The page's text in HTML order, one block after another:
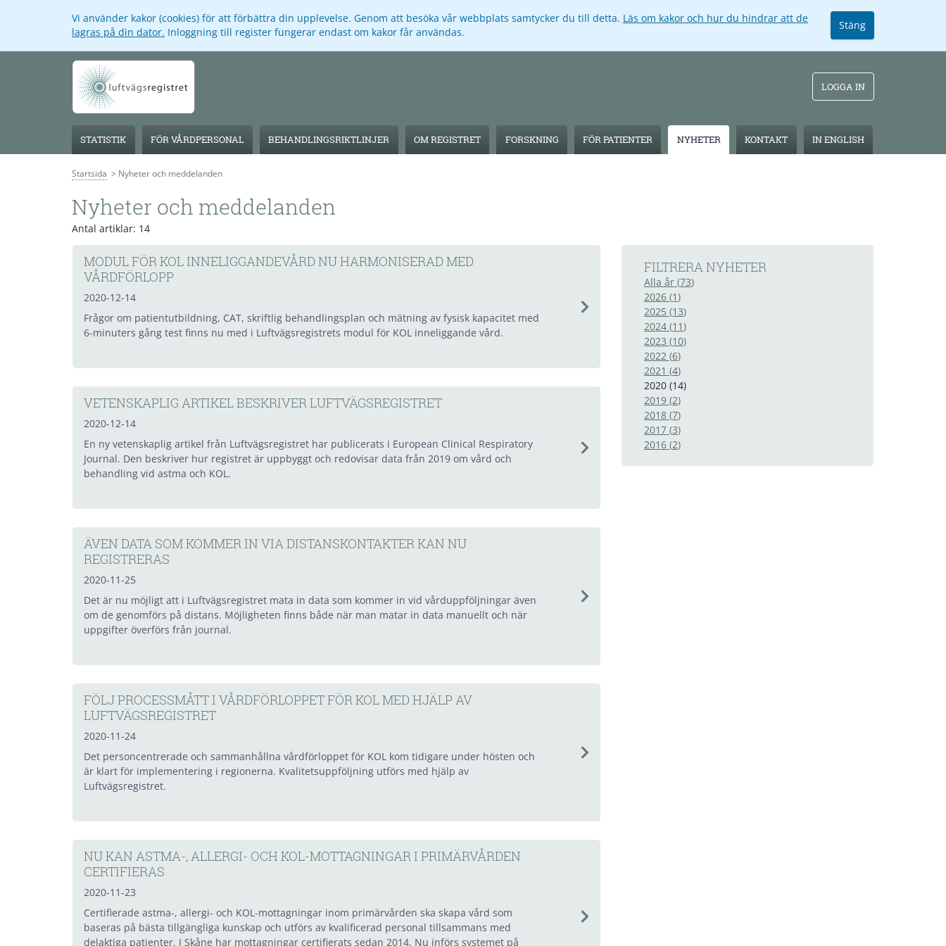
Vi använder kakor (cookies) för att förbättra din upplevelse. Genom att besöka vår webbplats samtycker du till detta. Läs om kakor och hur du hindrar att de
lagras på din dator. Inloggning till register fungerar endast om kakor får användas.
Stäng
LOGGA IN
STATISTIK FÖR VÅRDPERSONAL BEHANDLINGSRIKTLINJER OM REGISTRET FORSKNING FÖR PATIENTER NYHETER KONTAKT IN ENGLISH
Startsida Nyheter och meddelanden
Nyheter och meddelanden
Antal artiklar: 14
MODUL FÖR KOL INNELIGGANDEVÅRD NU HARMONISERAD MED
VÅRDFÖRLOPP
2020-12-14
Frågor om patientutbildning, CAT, skriftlig behandlingsplan och mätning av fysisk kapacitet med
6-minuters gång test finns nu med i Luftvägsregistrets modul för KOL inneliggande vård.
VETENSKAPLIG ARTIKEL BESKRIVER LUFTVÄGSREGISTRET
2020-12-14
En ny vetenskaplig artikel från Luftvägsregistret har publicerats i European Clinical Respiratory
Journal. Den beskriver hur registret är uppbyggt och redovisar data från 2019 om vård och
behandling vid astma och KOL.
ÄVEN DATA SOM KOMMER IN VIA DISTANSKONTAKTER KAN NU
REGISTRERAS
2020-11-25
Det är nu möjligt att i Luftvägsregistret mata in data som kommer in vid vårduppföljningar även
om de genomförs på distans. Möjligheten finns både när man matar in data manuellt och när
uppgifter överförs från journal.
FÖLJ PROCESSMÅTT I VÅRDFÖRLOPPET FÖR KOL MED HJÄLP AV
LUFTVÄGSREGISTRET
2020-11-24
Det personcentrerade och sammanhållna vårdförloppet för KOL kom tidigare under hösten och
är klart för implementering i regionerna. Kvalitetsuppföljning utförs med hjälp av
Luftvägsregistret.
NU KAN ASTMA-, ALLERGI- OCH KOL-MOTTAGNINGAR I PRIMÄRVÅRDEN
CERTIFIERAS
2020-11-23
Certifierade astma-, allergi- och KOL-mottagningar inom primärvården ska skapa vård som
baseras på bästa tillgängliga kunskap och utförs av kvalificerad personal tillsammans med
delaktiga patienter. I Skåne har mottagningar certifierats sedan 2014. Nu införs systemet på
FILTRERA NYHETER
Alla år (73)
2026 (1)
2025 (13)
2024 (11)
2023 (10)
2022 (6)
2021 (4)
2020 (14)
2019 (2)
2018 (7)
2017 (3)
2016 (2)